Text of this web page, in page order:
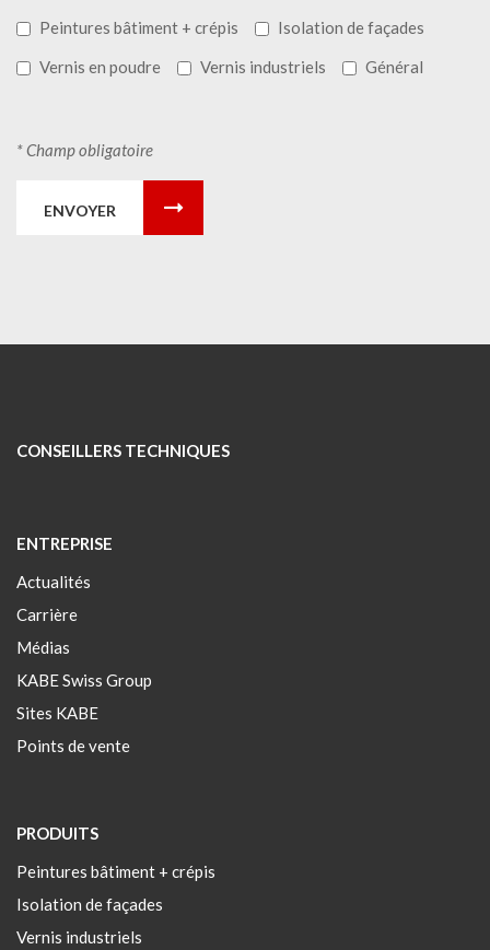
Peintures bâtiment + crépis
Isolation de façades
Vernis en poudre
Vernis industriels Général
* Champ obligatoire
ENVOYER
CONSEILLERS TECHNIQUES
ENTREPRISE
Actualités
Carrière
Médias
KABE Swiss Group
Sites KABE
Points de vente
PRODUITS
Peintures bâtiment + crépis
Isolation de façades
Vernis industriels